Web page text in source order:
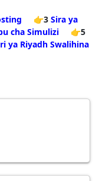
👉3 Sira ya
cha Simulizi
👉5
ya Riyadh Swalihina